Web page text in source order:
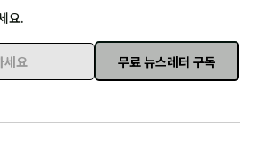
요.
요
무료 뉴스레터 구독